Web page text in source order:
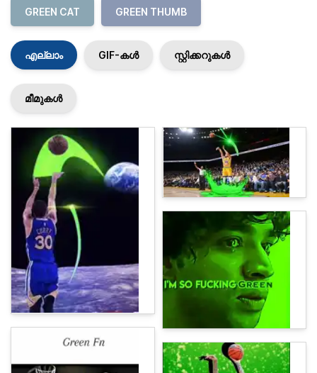
GREEN CAT GREEN THUMB
എല്ലാം GIF-കൾ സ്റ്റിക്കറുകൾ
മീമുകൾ